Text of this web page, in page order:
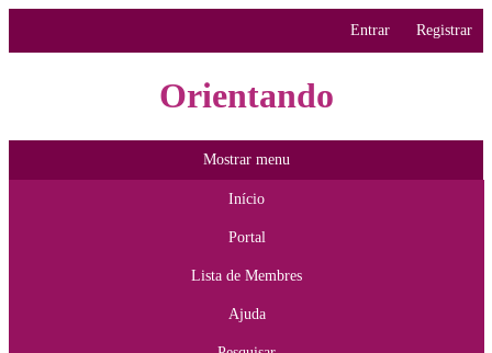
Entrar Registrar
Orientando
Mostrar menu
Início
Portal
Lista de Membres
Ajuda